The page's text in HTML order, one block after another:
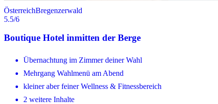
ÖsterreichBregenzerwald
5.5/6
Boutique Hotel inmitten der Berge
Übernachtung im Zimmer deiner Wahl
Mehrgang Wahlmenü am Abend
kleiner aber feiner Wellness & Fitnessbereich
2 weitere Inhalte